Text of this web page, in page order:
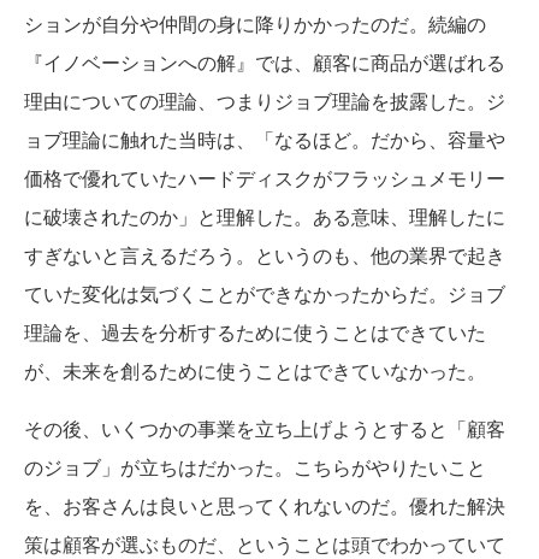
ションが自分や仲間の身に降りかかったのだ。続編の
『イノベーションへの解』では、顧客に商品が選ばれる
理由についての理論、つまりジョブ理論を披露した。ジ
ョブ理論に触れた当時は、「なるほど。だから、容量や
価格で優れていたハードディスクがフラッシュメモリー
に破壊されたのか」と理解した。ある意味、理解したに
すぎないと言えるだろう。というのも、他の業界で起き
ていた変化は気づくことができなかったからだ。ジョブ
理論を、過去を分析するために使うことはできていた
が、未来を創るために使うことはできていなかった。
その後、いくつかの事業を立ち上げようとすると「顧客
のジョブ」が立ちはだかった。こちらがやりたいこと
を、お客さんは良いと思ってくれないのだ。優れた解決
策は顧客が選ぶものだ、ということは頭でわかっていて